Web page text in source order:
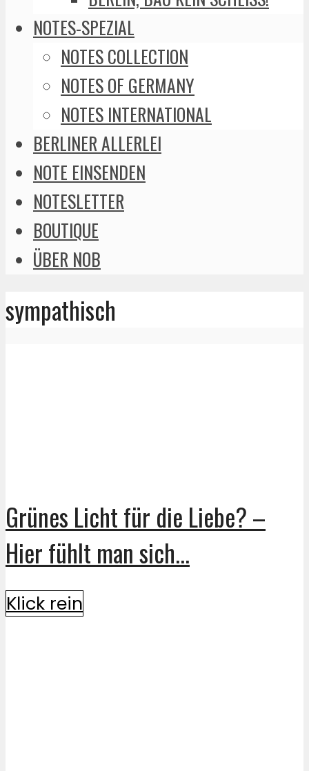
NOTES-SPEZIAL
NOTES COLLECTION
NOTES OF GERMANY
NOTES INTERNATIONAL
BERLINER ALLERLEI
NOTE EINSENDEN
NOTESLETTER
BOUTIQUE
ÜBER NOB
sympathisch
Grünes Licht für die Liebe? –
Hier fühlt man sich...
Klick rein